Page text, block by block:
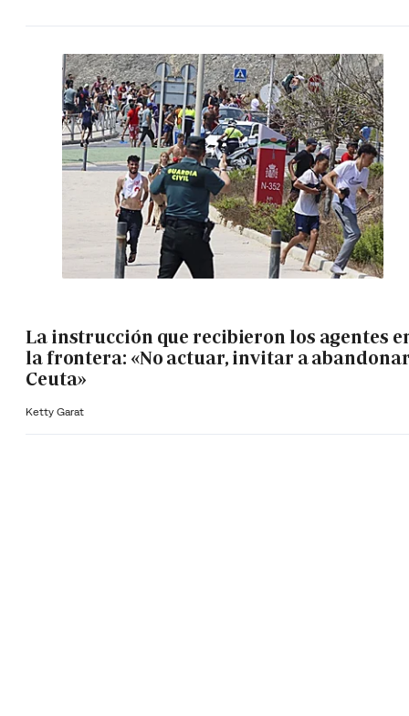
La instrucción que recibieron los agentes
la frontera: «No actuar, invitar a
Ceuta»
Ketty Garat